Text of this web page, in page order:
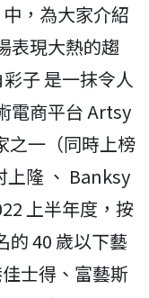
，為大家介紹
表現大熱的趨
子 是一抹令人
電商平台 Artsy
之一（同時上榜
上隆 、 Banksy
上半年度，按
的 40 歲以下藝
士得、富藝斯